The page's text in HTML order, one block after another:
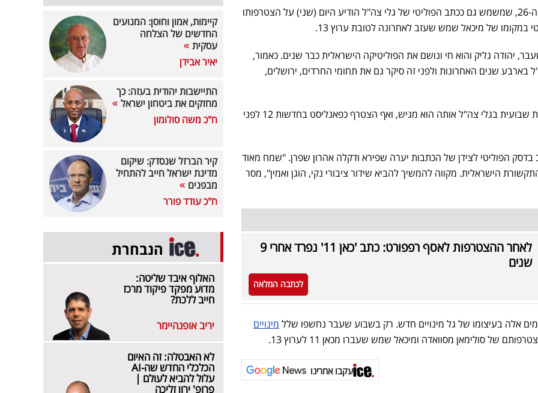
פאנליסט ערוץ 12, שחר גליק בן ה-26, שמשמש גם ככתב הפוליטי של גלי צה"ל הודיע היום (שני) על הצטרפותו
במקומו של מיכאל שמש שעזב לאחרונה לטובת ערוץ 13.
יהודה גליק והוא חי ונושם את הפוליטיקה הישראלית כבר שנים. כאמור,
בארבע שנים האחרונות ולפני זה סיקר גם את תחומי החרדים, ירושלים,
בנוסף לכל זה, הוא מחזיק בתוכנית שבועית בגלי צה"ל אותה הוא מגיש, ואף הצטרף כפאנליסט בחדשות 12 לפני
לתאגיד כאן 11 ככתב בדסק הפוליטי לצידן של הכתבות יערה שפירא ודקלה אהרון שפרן. "שמח מאוד
הישראלית. מקווה להמשיך להביא שידור ציבורי נקי, הוגן ואמין", מסר
לאחר ההצטרפות לאסף רפפורט: כתב 'כאן 11' נפרד אחרי 9
שנים
לכתבה המלאה
אלה בעיצומו של גל מינויים חדש. רק בשבוע שעבר נחשפו שלל מינויים
של סולימאן מסוואדה ומיכאל שמש שעברו מכאן 11 לערוץ 13.
עקבו אחרינו
קיימות, אמון וחוסן: המנועים
החדשים של הצלחה
עסקית
יאיר אבידן
התיישבות יהודית בעזה: כך
מחזקים את ביטחון ישראל
ח"כ משה סולומון
קיר הברזל שנסדק: שיקום
מדינת ישראל חייב להתחיל
מבפנים
ח"כ עודד פורר
הנבחרת
האלוף איבד שליטה:
מדוע מפקד פיקוד מרכז
חייב ללכת?
יריב אופנהיימר
לא האבטלה: זה האיום
הכלכלי החדש שה-AI
עלול להביא לעולם |
פרופ' ירון זליכה